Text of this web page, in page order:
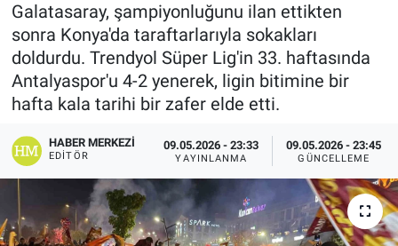
Galatasaray, şampiyonluğunu ilan ettikten
sonra Konya'da taraftarlarıyla sokakları
doldurdu. Trendyol Süper Lig'in 33. haftasında
Antalyaspor'u 4-2 yenerek, ligin bitimine bir
hafta kala tarihi bir zafer elde etti.
HABER MERKEZI
EDITÖR
09.05.2026 - 23:33
YAYINLANMA
09.05.2026 - 23:45
GÜNCELLEME